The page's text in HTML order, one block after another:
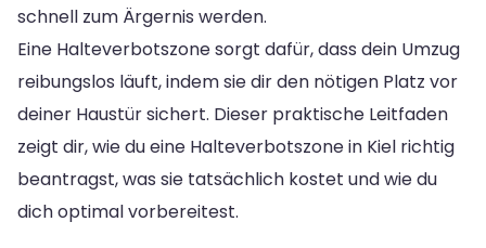
schnell zum Ärgernis werden.
Eine Halteverbotszone sorgt dafür, dass dein Umzug
reibungslos läuft, indem sie dir den nötigen Platz vor
deiner Haustür sichert. Dieser praktische Leitfaden
zeigt dir, wie du eine Halteverbotszone in Kiel richtig
beantragst, was sie tatsächlich kostet und wie du
dich optimal vorbereitest.